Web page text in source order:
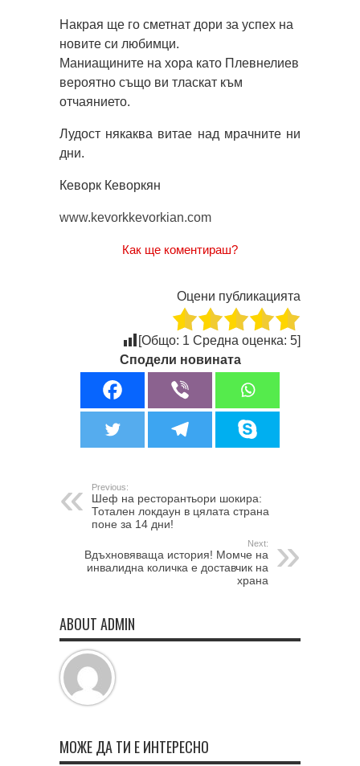
Накрая ще го сметнат дори за успех на
новите си любимци.
Маниащините на хора като Плевнелиев
вероятно също ви тласкат към
отчаянието.
Лудост някаква витае над мрачните ни
дни.
Кеворк Кеворкян
www.kevorkkevorkian.com
Как ще коментираш?
Оцени публикацията
[Общо: 1 Средна оценка: 5]
Сподели новината
Previous:
Шеф на ресторантьори шокира:
Тотален локдаун в цялата страна
поне за 14 дни!
Next:
Вдъхновяваща история! Момче на
инвалидна количка е доставчик на
храна
ABOUT ADMIN
МОЖЕ ДА ТИ Е ИНТЕРЕСНО